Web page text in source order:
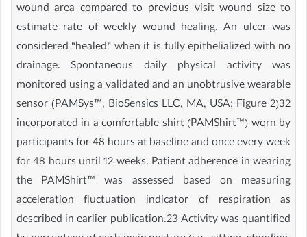
wound area compared to previous visit wound size to
estimate rate of weekly wound healing. An ulcer was
considered “healed” when it is fully epithelialized with no
drainage. Spontaneous daily physical activity was
monitored using a validated and an unobtrusive wearable
sensor (PAMSys™, BioSensics LLC, MA, USA; Figure 2)32
incorporated in a comfortable shirt (PAMShirt™) worn by
participants for 48 hours at baseline and once every week
for 48 hours until 12 weeks. Patient adherence in wearing
the PAMShirt™ was assessed based on measuring
acceleration fluctuation indicator of respiration as
described in earlier publication.23 Activity was quantified